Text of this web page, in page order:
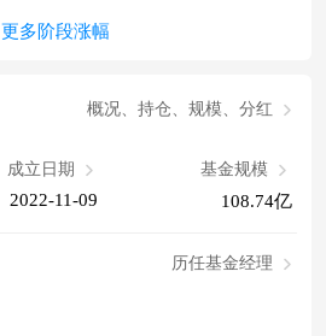
更多阶段涨幅
概况、持仓、规模、分红
成立日期
2022-11-09
基金规模
108.74亿
历任基金经理